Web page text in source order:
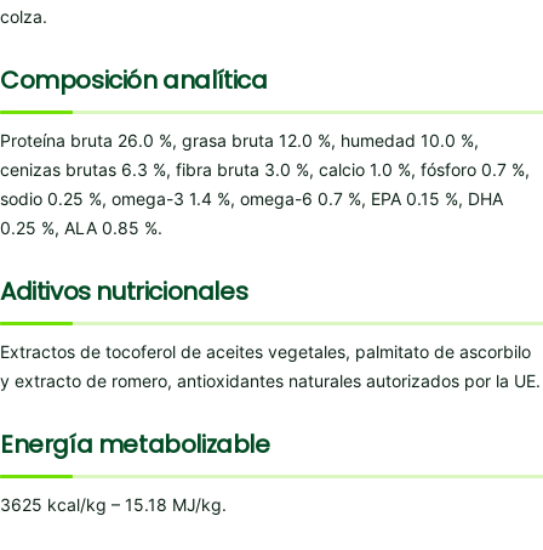
colza.
Composición analítica
Proteína bruta 26.0 %, grasa bruta 12.0 %, humedad 10.0 %,
cenizas brutas 6.3 %, fibra bruta 3.0 %, calcio 1.0 %, fósforo 0.7 %,
sodio 0.25 %, omega-3 1.4 %, omega-6 0.7 %, EPA 0.15 %, DHA
0.25 %, ALA 0.85 %.
Aditivos nutricionales
Extractos de tocoferol de aceites vegetales, palmitato de ascorbilo
y extracto de romero, antioxidantes naturales autorizados por la UE.
Energía metabolizable
3625 kcal/kg – 15.18 MJ/kg.